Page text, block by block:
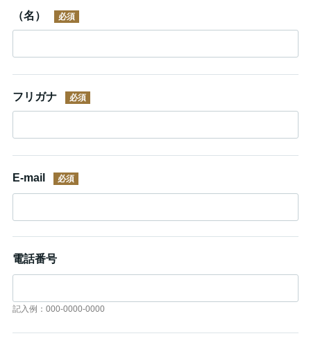
（名）
フリガナ
E-mail
電話番号
記入例：000-0000-0000